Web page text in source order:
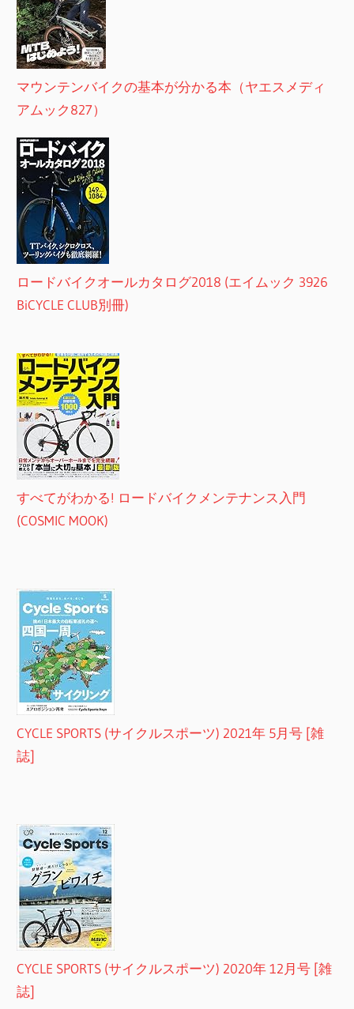
マウンテンバイクの基本が分かる本（ヤエスメディ
アムック827）
ロードバイクオールカタログ2018 (エイムック 3926
BiCYCLE CLUB別冊)
すべてがわかる! ロードバイクメンテナンス入門
(COSMIC MOOK)
CYCLE SPORTS (サイクルスポーツ) 2021年 5月号 [雑
誌]
CYCLE SPORTS (サイクルスポーツ) 2020年 12月号 [雑
誌]